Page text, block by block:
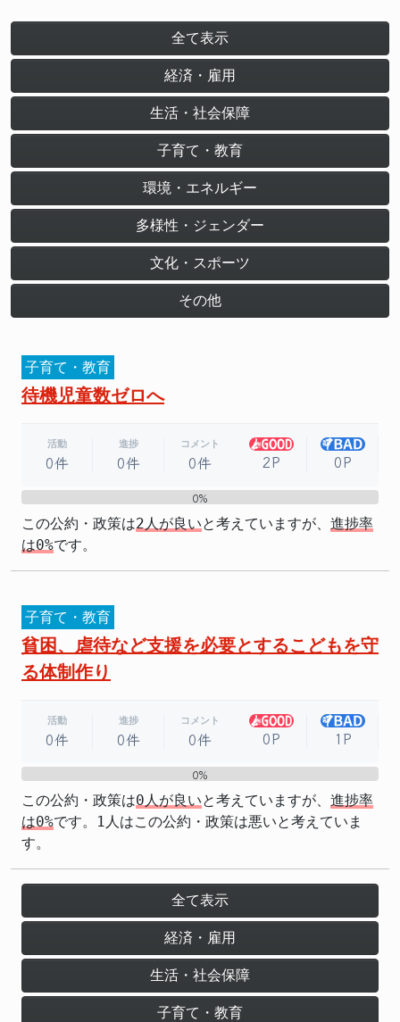
全て表示
経済・雇用
生活・社会保障
子育て・教育
環境・エネルギー
多様性・ジェンダー
文化・スポーツ
その他
子育て・教育
待機児童数ゼロへ
活動
0件
進捗
0件
コメント
0件 2P 0P
0%
この公約・政策は2人が良いと考えていますが、 進捗率
は0%です。
子育て・教育
貧困、虐待など支援を必要とするこどもを守
る体制作り
活動
0件
進捗
0件
コメント
0件 0P 1P
0%
この公約・政策は0人が良いと考えていますが、 進捗率
は0%です。1人はこの公約・政策は悪いと考えていま
す。
全て表示
経済・雇用
生活・社会保障
子育て・教育